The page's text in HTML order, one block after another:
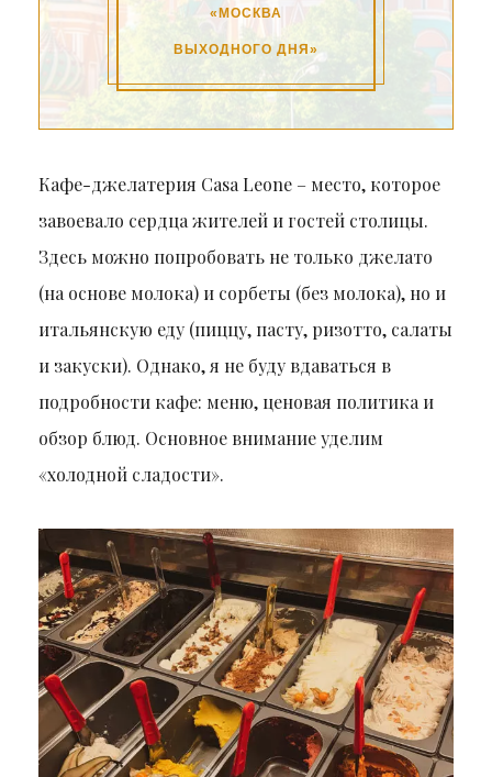
«МОСКВА
ВЫХОДНОГО ДНЯ»
Кафе-джелатерия Casa Leone – место, которое
завоевало сердца жителей и гостей столицы.
Здесь можно попробовать не только джелато
(на основе молока) и сорбеты (без молока), но и
итальянскую еду (пиццу, пасту, ризотто, салаты
и закуски). Однако, я не буду вдаваться в
подробности кафе: меню, ценовая политика и
обзор блюд. Основное внимание уделим
«холодной сладости».